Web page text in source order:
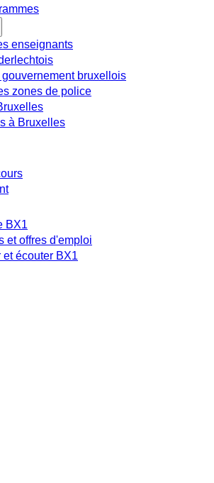
enseignants
gouvernement bruxellois
zones de police
à Bruxelles
BX1
et offres d'emploi
et écouter BX1